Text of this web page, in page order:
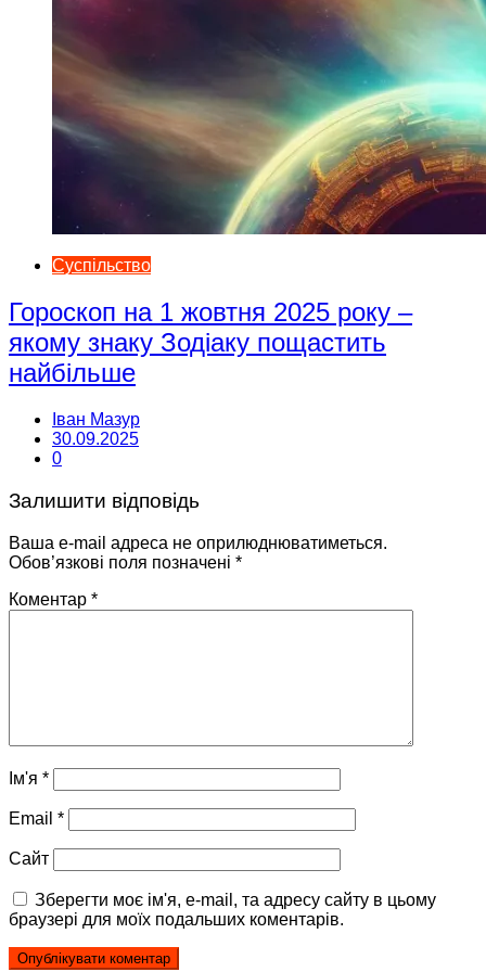
Суспільство
Гороскоп на 1 жовтня 2025 року –
якому знаку Зодіаку пощастить
найбільше
Іван Мазур
30.09.2025
0
Залишити відповідь
Ваша e-mail адреса не оприлюднюватиметься.
Обов’язкові поля позначені *
Коментар *
Ім'я *
Email *
Сайт
Зберегти моє ім'я, e-mail, та адресу сайту в цьому
браузері для моїх подальших коментарів.